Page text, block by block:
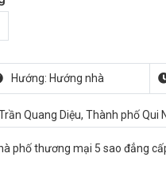
Hướng: Hướng nhà
Quang Diệu, Thành phố Qui
phố thương mại 5 sao đẳng